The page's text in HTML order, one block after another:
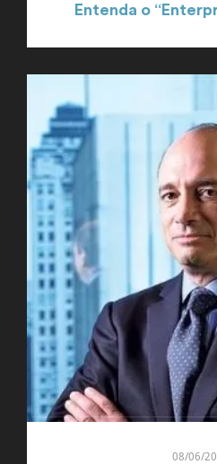
Entenda o
08/06/